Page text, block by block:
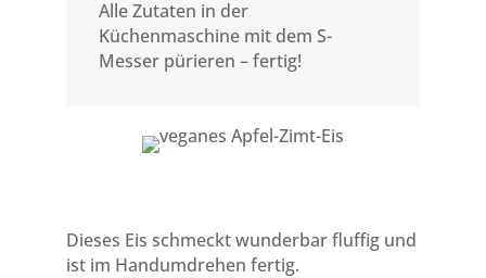
Alle Zutaten in der
Küchenmaschine mit dem S-
Messer pürieren – fertig!
Dieses Eis schmeckt wunderbar fluffig und
ist im Handumdrehen fertig.